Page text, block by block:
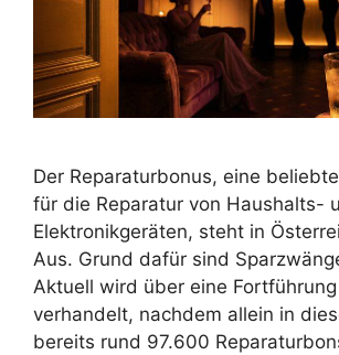
Der Reparaturbonus, eine
für die Reparatur von Haushalts-
Elektronikgeräten, steht in
Aus. Grund dafür sind
Aktuell wird über eine
verhandelt, nachdem allein in
bereits rund 97.600